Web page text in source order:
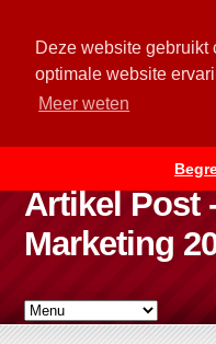
Deze website gebruikt
optimale website
Meer weten
Artikel Post
Marketing